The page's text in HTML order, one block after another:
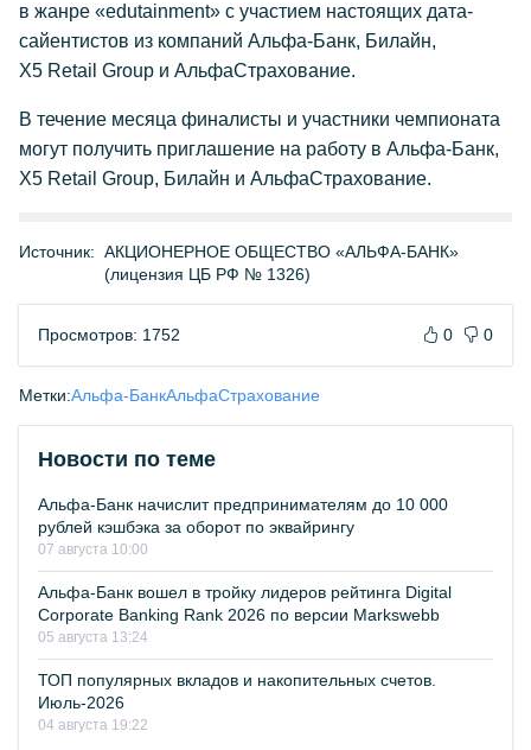
в жанре «edutainment» с участием настоящих дата-
сайентистов из компаний Альфа-Банк, Билайн,
X5 Retail Group и АльфаСтрахование.
В течение месяца финалисты и участники чемпионата
могут получить приглашение на работу в Альфа-Банк,
X5 Retail Group, Билайн и АльфаСтрахование.
Источник: АКЦИОНЕРНОЕ ОБЩЕСТВО «АЛЬФА-БАНК»
(лицензия ЦБ РФ № 1326)
Просмотров: 1752 0 0
Метки:Альфа-БанкАльфаСтрахование
Новости по теме
Альфа-Банк начислит предпринимателям до 10 000
рублей кэшбэка за оборот по эквайрингу
07 августа 10:00
Альфа-Банк вошел в тройку лидеров рейтинга Digital
Corporate Banking Rank 2026 по версии Markswebb
05 августа 13:24
ТОП популярных вкладов и накопительных счетов.
Июль-2026
04 августа 19:22